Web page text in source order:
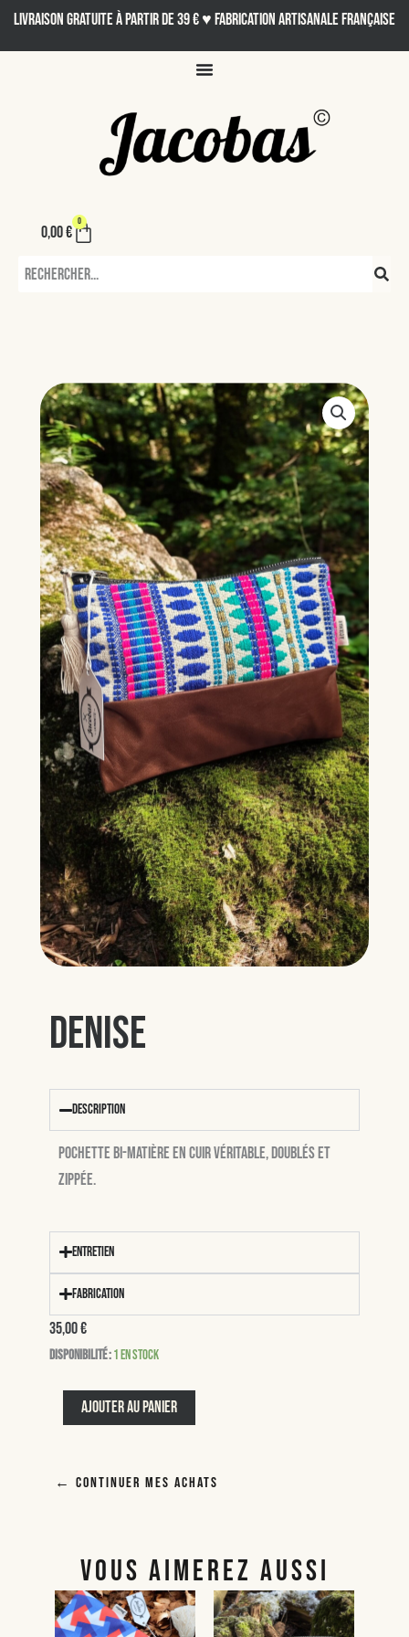
Aller
contenu
LIVRAISON GRATUITE À PARTIR DE 39 € ♥ Fabrication artisanale française
0,00€
0
Panier
Denise
Description
Pochette bi-matière en cuir véritable, doublés et
zippée.
Entretien
Fabrication
35,00€
Disponibilité :1 en stock
quantité
Denise
Ajouter au panier
← Continuer mes achats
VOUS AIMEREZ AUSSI